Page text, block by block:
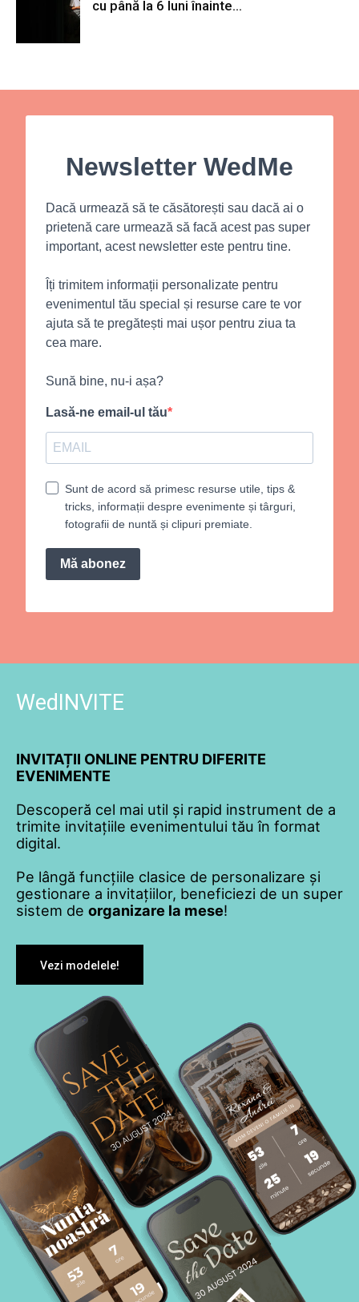
cu până la 6 luni înainte...
Newsletter WedMe
Dacă urmează să te căsătorești sau dacă ai o
prietenă care urmează să facă acest pas super
important, acest newsletter este pentru tine.
Îți trimitem informații personalizate pentru
evenimentul tău special și resurse care te vor
ajuta să te pregătești mai ușor pentru ziua ta
cea mare.
Sună bine, nu-i așa?
Lasă-ne email-ul tău
Sunt de acord să primesc resurse utile, tips &
tricks, informații despre evenimente și târguri,
fotografii de nuntă și clipuri premiate.
Mă abonez
WedINVITE
INVITAȚII ONLINE PENTRU DIFERITE
EVENIMENTE
Descoperă cel mai util și rapid instrument de a
trimite invitațiile evenimentului tău în format
digital.
Pe lângă funcțiile clasice de personalizare și
gestionare a invitațiilor, beneficiezi de un super
sistem de organizare la mese!
Vezi modelele!